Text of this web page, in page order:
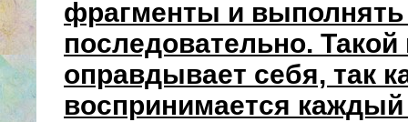
фрагменты и выполнять
последовательно. Такой
оправдывает себя, так
воспринимается каждый